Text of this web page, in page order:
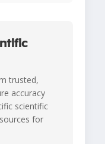
trusted,
accuracy
scientific
for